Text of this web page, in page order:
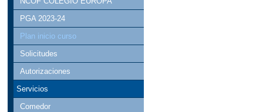
PGA 2023-24
Plan inicio curso
Solicitudes
Autorizaciones
Servicios
Comedor